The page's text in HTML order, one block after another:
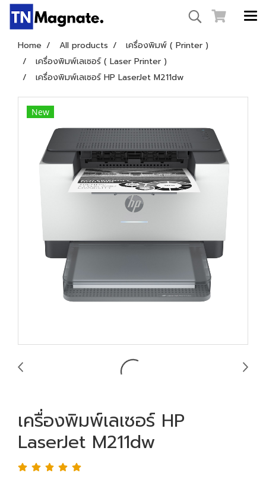
Home All products
เครื่องพิมพ์ ( Printer )
เครื่องพิมพ์เลเซอร์ ( Laser Printer )
เครื่องพิมพ์เลเซอร์ HP LaserJet M211dw
New
เครื่องพิมพ์เลเซอร์ HP
LaserJet M211dw